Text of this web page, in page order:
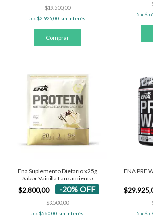
$19.500,00
5 x $2.925,00 sin interés
5 x
Ena Suplemento Dietario x25g
Sabor Vainilla Lanzamiento
$2.800,00 -20%OFF
$3.500,00
5 x $560,00 sin interés
ENA PRE
5 x